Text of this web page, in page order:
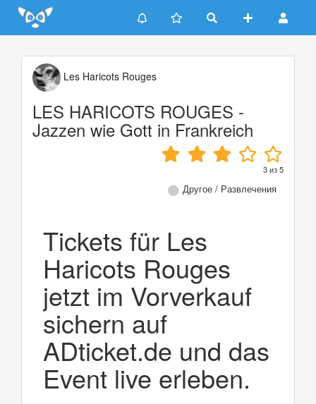
Update cookies preferences
Les Haricots Rouges
LES HARICOTS ROUGES -
Jazzen wie Gott in Frankreich
3из5
Другое / Развлечения
Tickets für Les
Haricots Rouges
jetzt im Vorverkauf
sichern auf
ADticket.de und das
Event live erleben.